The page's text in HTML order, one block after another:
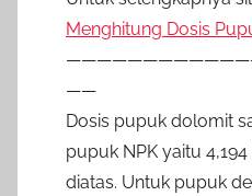
Menghitung Dosis
——
Dosis pupuk dolomit
pupuk NPK yaitu
diatas. Untuk pupuk